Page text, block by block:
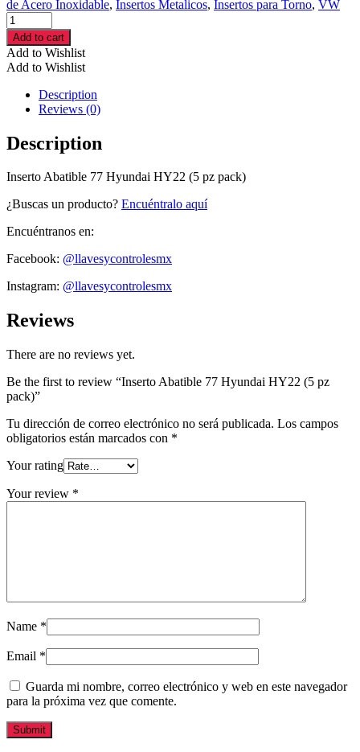
de Acero Inoxidable, Insertos Metalicos, Insertos para Torno, VW
Inserto
Abatible
77
Hyundai
HY22
cantidad
Add to cart
Add to Wishlist
Add to Wishlist
Description
Reviews (0)
Description
Inserto Abatible 77 Hyundai HY22 (5 pz pack)
¿Buscas un producto? Encuéntralo aquí
Encuéntranos en:
Facebook: @llavesycontrolesmx
Instagram: @llavesycontrolesmx
Reviews
There are no reviews yet.
Be the first to review “Inserto Abatible 77 Hyundai HY22 (5 pz
pack)”
Tu dirección de correo electrónico no será publicada. Los campos
obligatorios están marcados con *
Your rating
Your review *
Name *
Email *
Guarda mi nombre, correo electrónico y web en este navegador
para la próxima vez que comente.